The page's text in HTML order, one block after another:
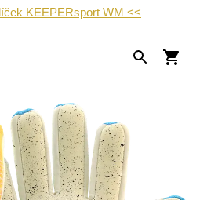
KEEPERsport WM <<